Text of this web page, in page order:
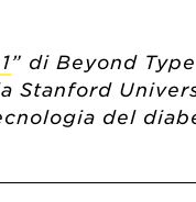
” di Beyond
Stanford
del